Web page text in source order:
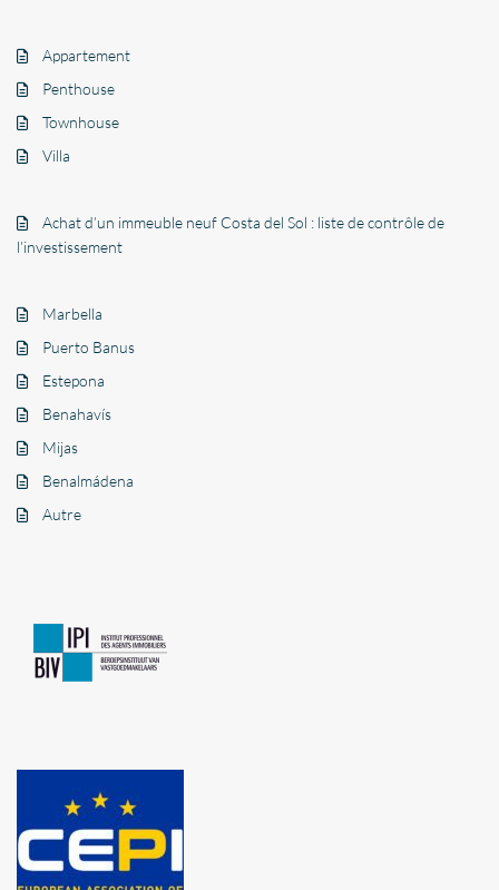
Appartement
Penthouse
Townhouse
Villa
Achat d’un immeuble neuf Costa del Sol : liste de contrôle de
l’investissement
Marbella
Puerto Banus
Estepona
Benahavís
Mijas
Benalmádena
Autre